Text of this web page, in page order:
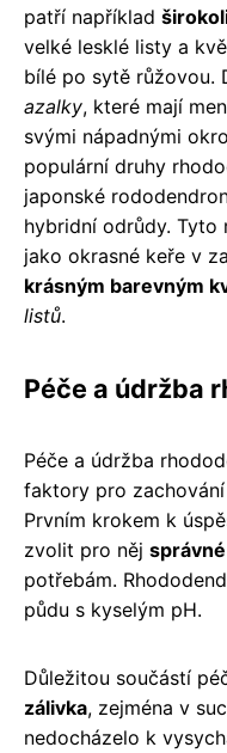
patří například
velké lesklé listy a
bílé po sytě růžovou.
azalky, které mají
svými nápadnými
populární druhy
japonské
hybridní odrůdy.
jako okrasné keře v
krásným barevným
listů.
Péče a údržba
Péče a údržba
faktory pro
Prvním krokem k
zvolit pro něj
potřebám.
půdu s kyselým pH.
Důležitou součástí
zálivka, zejména v
nedocházelo k